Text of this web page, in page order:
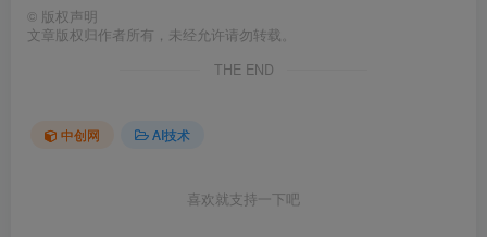
© 版权声明
文章版权归作者所有，未经允许请勿转载。
THE END
中创网 AI技术
喜欢就支持一下吧